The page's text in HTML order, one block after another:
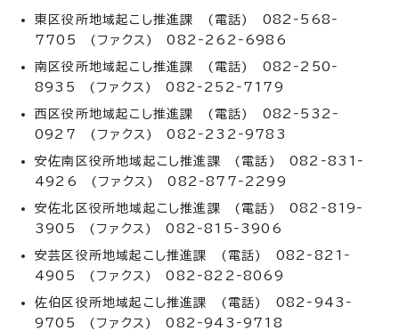
東区役所地域起こし推進課 (電話) 082‐568‐
7705 (ファクス) 082‐262‐6986
南区役所地域起こし推進課 (電話) 082‐250‐
8935 (ファクス) 082‐252‐7179
西区役所地域起こし推進課 (電話) 082‐532‐
0927 (ファクス) 082‐232‐9783
安佐南区役所地域起こし推進課 (電話) 082‐831‐
4926 (ファクス) 082‐877‐2299
安佐北区役所地域起こし推進課 (電話) 082‐819‐
3905 (ファクス) 082‐815‐3906
安芸区役所地域起こし推進課 (電話) 082‐821‐
4905 (ファクス) 082‐822‐8069
佐伯区役所地域起こし推進課 (電話) 082‐943‐
9705 (ファクス) 082‐943‐9718